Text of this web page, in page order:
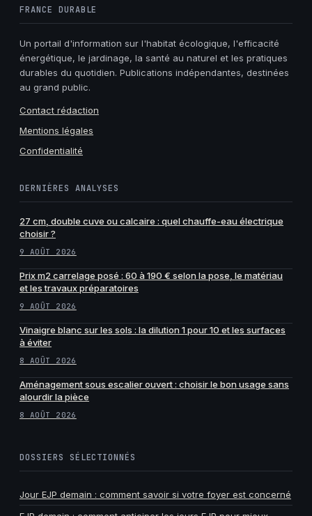
FRANCE DURABLE
Un portail d'information sur l'habitat écologique, l'efficacité
énergétique, le jardinage, la santé au naturel et les pratiques
durables du quotidien. Publications indépendantes, destinées
au grand public.
Contact rédaction
Mentions légales
Confidentialité
DERNIÈRES ANALYSES
27 cm, double cuve ou calcaire : quel chauffe-eau électrique
choisir ?
9 AOÛT 2026
Prix m2 carrelage posé : 60 à 190 € selon la pose, le matériau
et les travaux préparatoires
9 AOÛT 2026
Vinaigre blanc sur les sols : la dilution 1 pour 10 et les surfaces
à éviter
8 AOÛT 2026
Aménagement sous escalier ouvert : choisir le bon usage sans
alourdir la pièce
8 AOÛT 2026
DOSSIERS SÉLECTIONNÉS
Jour EJP demain : comment savoir si votre foyer est concerné